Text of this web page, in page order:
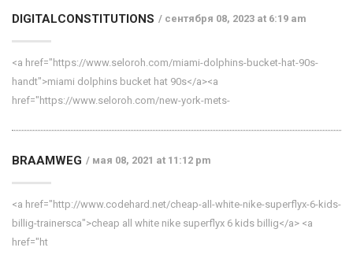
DIGITALCONSTITUTIONS сентября 08, 2023 at 6:19 am
<a href="https://www.seloroh.com/miami-dolphins-bucket-hat-90s-
handt">miami dolphins bucket hat 90s</a><a
href="https://www.seloroh.com/new-york-mets-
BRAAMWEG мая 08, 2021 at 11:12 pm
<a href="http://www.codehard.net/cheap-all-white-nike-superflyx-6-kids-
billig-trainersca">cheap all white nike superflyx 6 kids billig</a> <a
href="ht